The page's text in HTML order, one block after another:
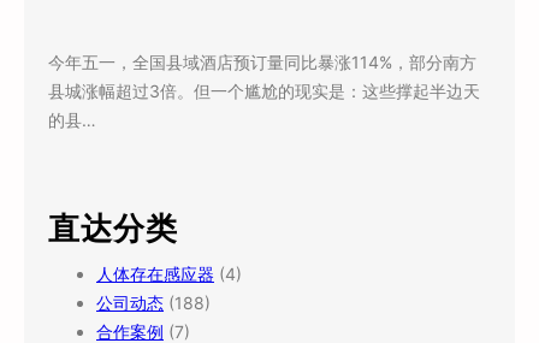
今年五一，全国县域酒店预订量同比暴涨114%，部分南方
县城涨幅超过3倍。但一个尴尬的现实是：这些撑起半边天
的县…
直达分类
人体存在感应器 (4)
公司动态 (188)
合作案例 (7)